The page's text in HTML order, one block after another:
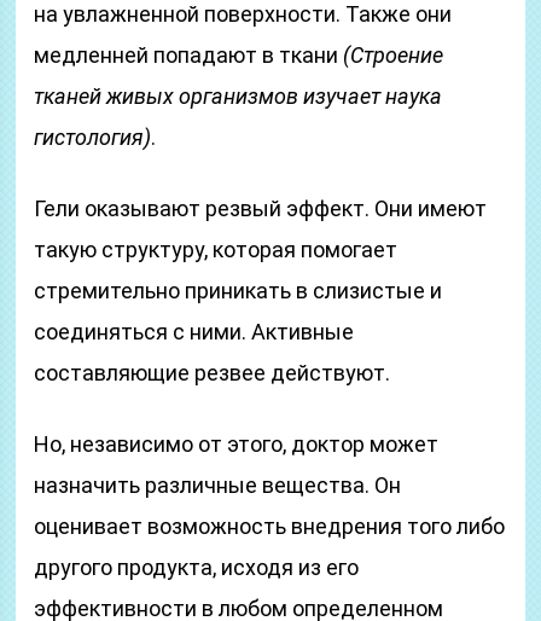
на увлажненной поверхности. Также они
медленней попадают в ткани (Строение
тканей живых организмов изучает наука
гистология).
Гели оказывают резвый эффект. Они имеют
такую структуру, которая помогает
стремительно приникать в слизистые и
соединяться с ними. Активные
составляющие резвее действуют.
Но, независимо от этого, доктор может
назначить различные вещества. Он
оценивает возможность внедрения того либо
другого продукта, исходя из его
эффективности в любом определенном